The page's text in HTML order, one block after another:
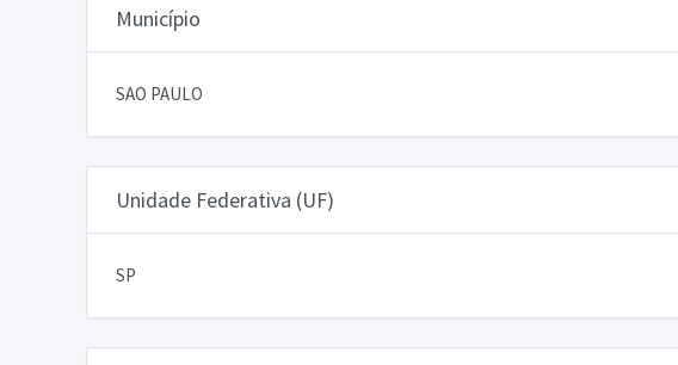
Município
SAO PAULO
Unidade Federativa (UF)
SP